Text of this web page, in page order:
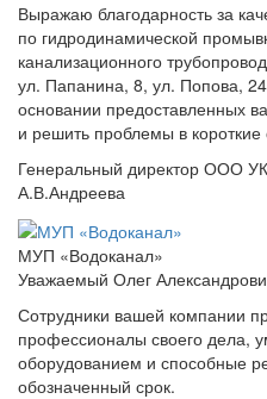
Выражаю благодарность за
по гидродинамической
канализационного
ул. Папанина, 8, ул. Попова,
основании предоставленных
и решить проблемы в короткие
Генеральный директор ООО
А.В.Андреева
МУП «Водоканал»
Уважаемый Олег
Сотрудники вашей компании
профессионалы своего дела,
оборудованием и способные
обозначенный срок.